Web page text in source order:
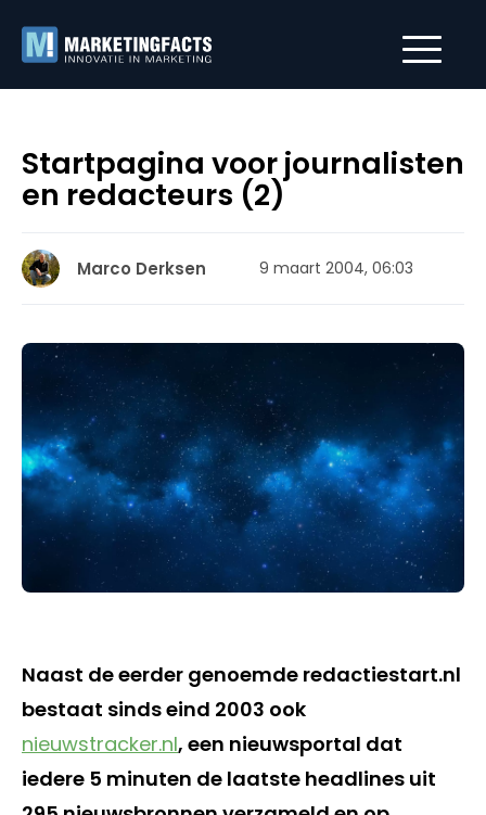
Startpagina voor journalisten
en redacteurs (2)
Marco Derksen 9 maart 2004, 06:03
Naast de eerder genoemde redactiestart.nl
bestaat sinds eind 2003 ook
nieuwstracker.nl, een nieuwsportal dat
iedere 5 minuten de laatste headlines uit